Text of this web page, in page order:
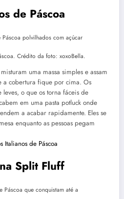
de Páscoa
Crédito da foto: xoxoBella.
uma massa simples e assam
a cobertura fique por cima. Os
leves, o que os torna fáceis de
em uma pasta potluck onde
a acabar rapidamente. Eles se
enquanto as pessoas pegam
Italianos de Páscoa
Split Fluff